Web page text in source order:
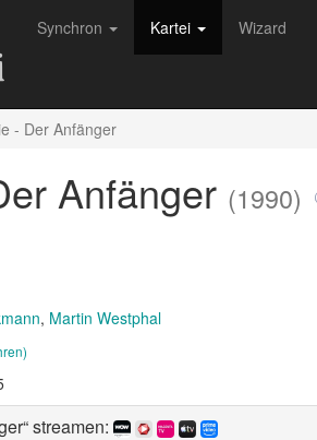
Synchron Kartei Wizard
- Der Anfänger
Anfänger (1990)
Martin Westphal
streamen: